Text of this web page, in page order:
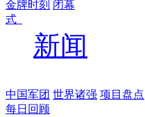
金牌时刻 闭幕
式
新闻
中国军团 世界诸强 项目盘点
每日回顾